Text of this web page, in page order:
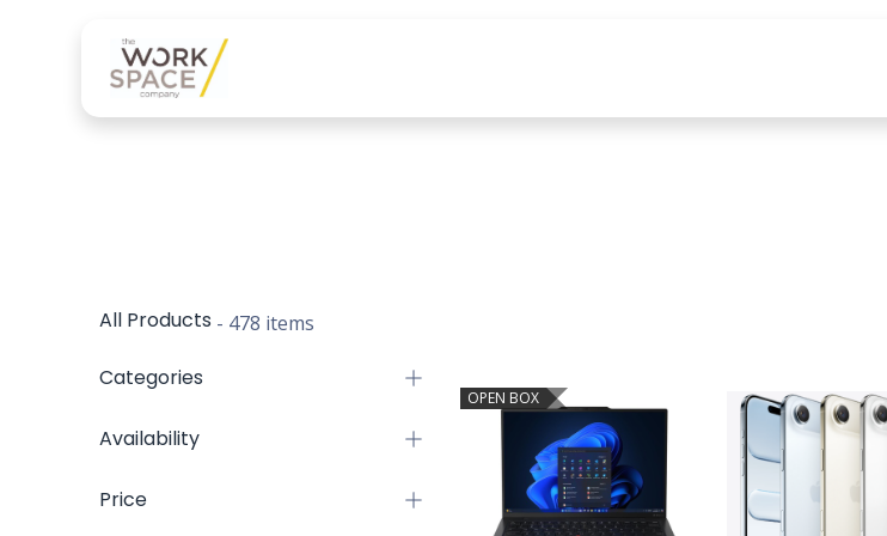
All Products - 478 items
Categories
Availability
Price
OPEN BOX